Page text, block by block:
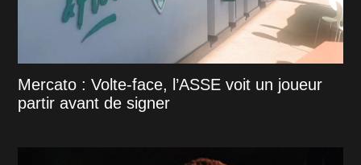
Mercato : Volte-face, l’ASSE voit un joueur
partir avant de signer